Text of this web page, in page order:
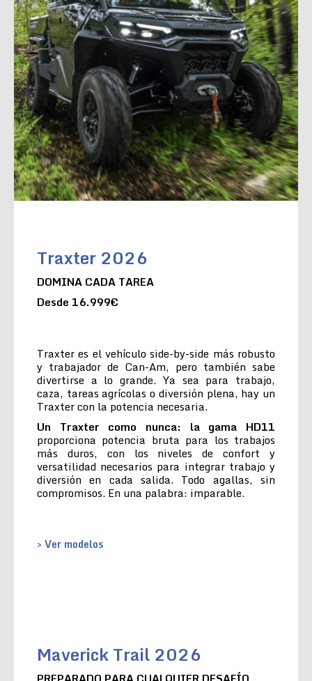
Traxter 2026
DOMINA CADA TAREA
Desde 16.999€
Traxter es el vehículo side-by-side más robusto
y trabajador de Can-Am, pero también sabe
divertirse a lo grande. Ya sea para trabajo,
caza, tareas agrícolas o diversión plena, hay un
Traxter con la potencia necesaria.
Un Traxter como nunca: la gama HD11
proporciona potencia bruta para los trabajos
más duros, con los niveles de confort y
versatilidad necesarios para integrar trabajo y
diversión en cada salida. Todo agallas, sin
compromisos. En una palabra: imparable.
> Ver modelos
Maverick Trail 2026